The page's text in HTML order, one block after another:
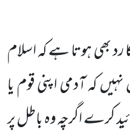
ہوتا ہے کہ اسلام
کہ آدمی اپنی قوم یا
کرے اگرچہ وہ باطل پر